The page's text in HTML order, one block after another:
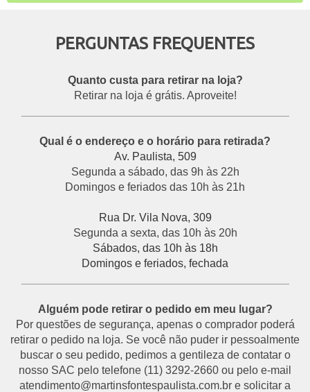
PERGUNTAS FREQUENTES
Quanto custa para retirar na loja?
Retirar na loja é grátis. Aproveite!
Qual é o endereço e o horário para retirada?
Av. Paulista, 509
Segunda a sábado, das 9h às 22h
Domingos e feriados das 10h às 21h
Rua Dr. Vila Nova, 309
Segunda a sexta, das 10h às 20h
Sábados, das 10h às 18h
Domingos e feriados, fechada
Alguém pode retirar o pedido em meu lugar?
Por questões de segurança, apenas o comprador poderá
retirar o pedido na loja. Se você não puder ir pessoalmente
buscar o seu pedido, pedimos a gentileza de contatar o
nosso SAC pelo telefone (11) 3292-2660 ou pelo e-mail
atendimento@martinsfontespaulista.com.br e solicitar a